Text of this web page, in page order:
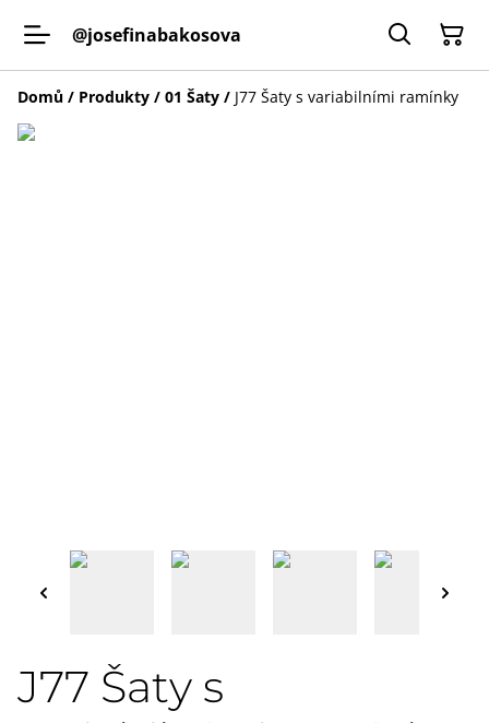
@josefinabakosova
Domů / Produkty / 01 Šaty / J77 Šaty s variabilními ramínky
J77 Šaty s